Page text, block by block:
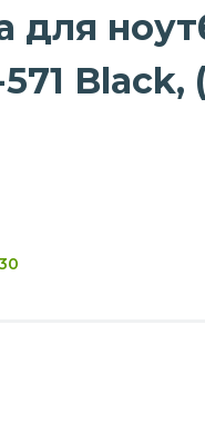
для
571